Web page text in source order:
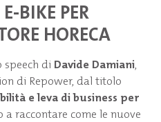
BIKE PER
HORECA
di Davide Damiani,
di Repower, dal titolo
e leva di business per
a raccontare come le nuove